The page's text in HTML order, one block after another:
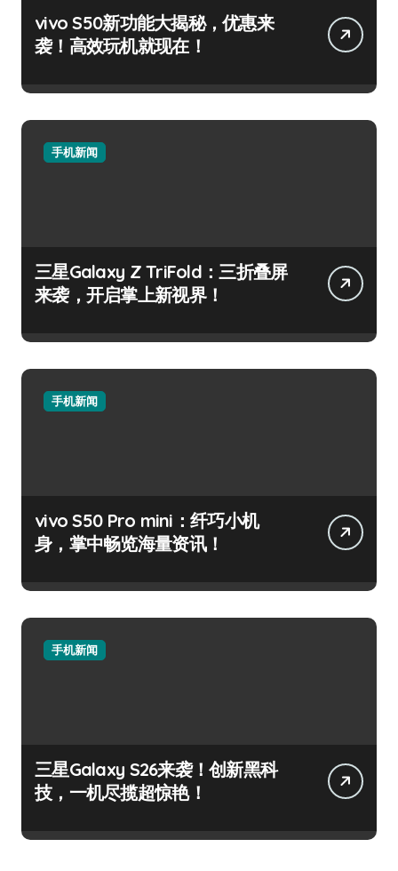
vivo S50新功能大揭秘，优惠来
袭！高效玩机就现在！
手机新闻
三星Galaxy Z TriFold：三折叠屏
来袭，开启掌上新视界！
手机新闻
vivo S50 Pro mini：纤巧小机
身，掌中畅览海量资讯！
手机新闻
三星Galaxy S26来袭！创新黑科
技，一机尽揽超惊艳！